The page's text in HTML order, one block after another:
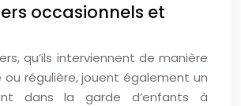
occasionnels et
qu’ils interviennent de manière
ou régulière, jouent également un
dans la garde d’enfants à